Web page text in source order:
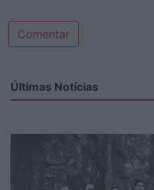
Comentar
Últimas Notícias